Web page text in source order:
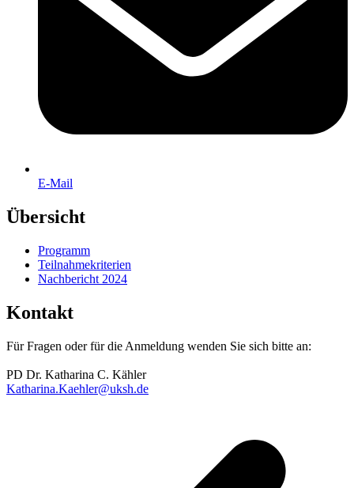
E-Mail
Übersicht
Programm
Teilnahmekriterien
Nachbericht 2024
Kontakt
Für Fragen oder für die Anmeldung wenden Sie sich bitte an:
PD Dr. Katharina C. Kähler
Katharina.Kaehler@uksh.de